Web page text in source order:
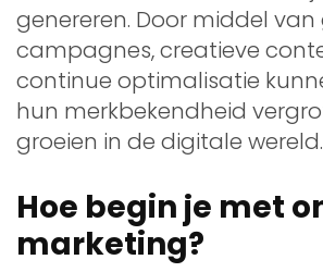
genereren. Door middel
campagnes, creatieve
continue optimalisatie
hun merkbekendheid
groeien in de digitale wereld.
Hoe begin je met
marketing?